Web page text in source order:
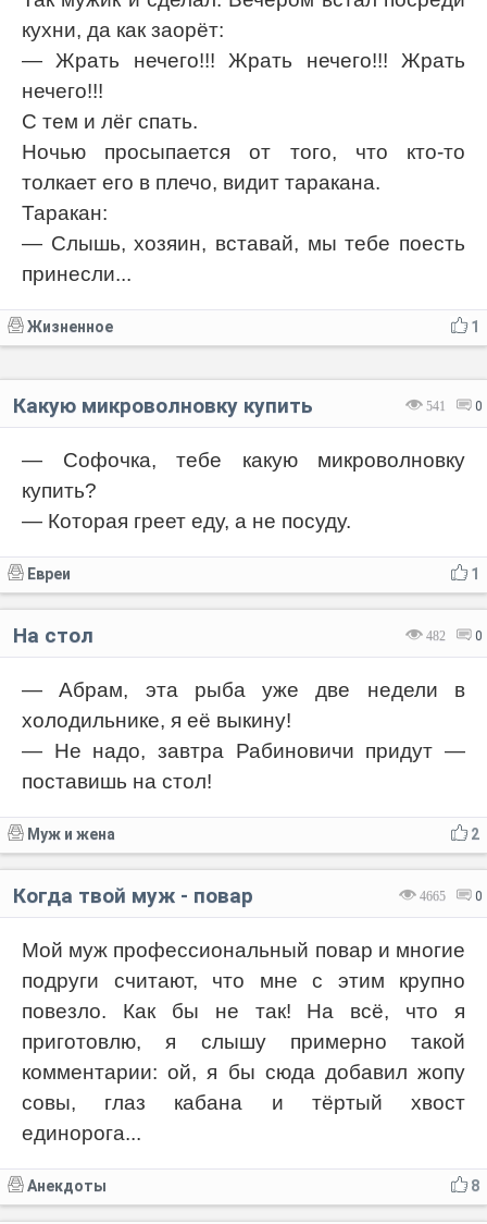
кухни, да как заорёт:
— Жрать нечего!!! Жрать нечего!!! Жрать
нечего!!!
С тем и лёг спать.
Ночью просыпается от того, что кто-то
толкает его в плечо, видит таракана.
Таракан:
— Слышь, хозяин, вставай, мы тебе поесть
принесли...
1
Жизненное
541 0
Какую микроволновку купить
— Софочка, тебе какую микроволновку
купить?
— Которая греет еду, а не посуду.
1
Евреи
482 0
На стол
— Абрам, эта рыба уже две недели в
холодильнике, я её выкину!
— Не надо, завтра Рабиновичи придут —
поставишь на стол!
2
Муж и жена
4665 0
Когда твой муж - повар
Мой муж профессиональный повар и многие
подруги считают, что мне с этим крупно
повезло. Как бы не так! На всё, что я
приготовлю, я слышу примерно такой
комментарии: ой, я бы сюда добавил жопу
совы, глаз кабана и тёртый хвост
единорога...
8
Анекдоты